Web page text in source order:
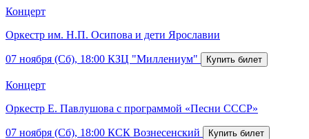
Концерт
Оркестр им. Н.П. Осипова и дети Ярославии
07 ноября (Сб), 18:00 КЗЦ "Миллениум"
Концерт
Оркестр Е. Павлушова с программой «Песни СССР»
07 ноября (Сб), 18:00 КСК Вознесенский